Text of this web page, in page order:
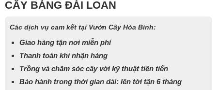
CÂY BÀNG ĐÀI LOAN
Các dịch vụ cam kết tại Vườn Cây Hòa Bình:
Giao hàng tận nơi miễn phí
Thanh toán khi nhận hàng
Trồng và chăm sóc cây với kỹ thuật tiên tiến
Bảo hành trong thời gian dài: lên tới tận 6 tháng